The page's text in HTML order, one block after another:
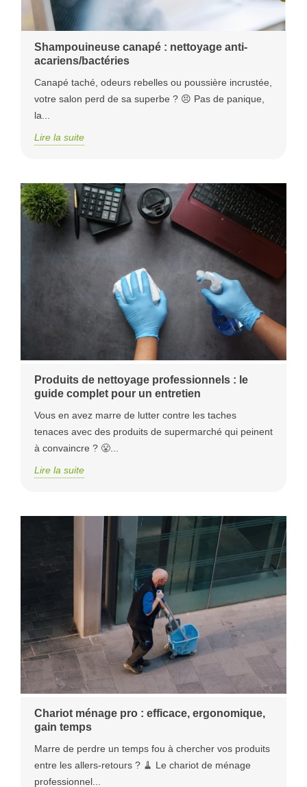
Shampouineuse canapé : nettoyage anti-
acariens/bactéries
Canapé taché, odeurs rebelles ou poussière incrustée,
votre salon perd de sa superbe ? 😣 Pas de panique,
la...
Lire la suite
Produits de nettoyage professionnels : le
guide complet pour un entretien
Vous en avez marre de lutter contre les taches
tenaces avec des produits de supermarché qui peinent
à convaincre ? 😤...
Lire la suite
Chariot ménage pro : efficace, ergonomique,
gain temps
Marre de perdre un temps fou à chercher vos produits
entre les allers-retours ? 🧹 Le chariot de ménage
professionnel...